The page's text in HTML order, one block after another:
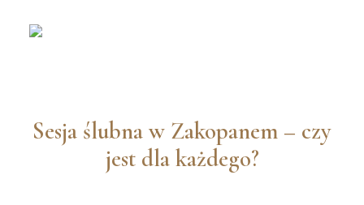
Sesja ślubna w Zakopanem – czy
jest dla każdego?